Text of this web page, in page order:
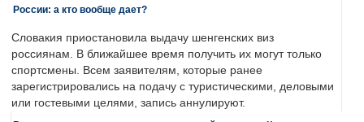
России: а кто вообще дает?
Словакия приостановила выдачу шенгенских виз
россиянам. В ближайшее время получить их могут только
спортсмены. Всем заявителям, которые ранее
зарегистрировались на подачу с туристическими, деловыми
или гостевыми целями, запись аннулируют.